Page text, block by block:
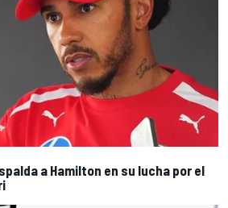
a Hamilton en su lucha por el